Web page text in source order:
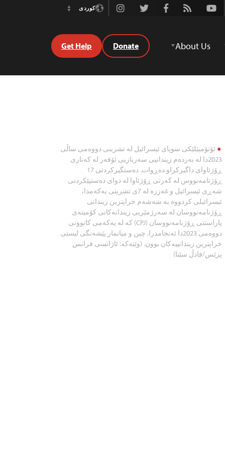
Youtube
Rss
Facebook
Twitter
Instagramکوردی
Switch
About Us
Donate
Get Help
ئۆتۆمبێلێکی سوپای ئیسرائیل لە تشرینی دووەمی ساڵی
2023دا لە بەردەم زیندانیی سەربازیی ئۆفەر لە کەناری
ڕۆژئاوای داگیرکراو دەڕوات. دەستگیرکردنی 17
ڕۆژنامەنووس لە کەرتی ڕۆژئاوا لە دوای دەستپێکردنی
شەڕی ئیسرائیل و غەززە لە 7ی تشرینی یەکەمدا،
ئیسرائیلی کردووە بە شەشەم خراپترین زیندانی
ڕۆژنامەنووسان لە سەرژمێریی زیندانەکانی کۆمیتەی
پاراستنی ڕۆژنامەنووسان (CPJ) کە لە یەکەمی کانوونی
دووەمی 2023دا ئەنجامدرا. چین و میانمار پێشەنگی لیستی
خراپترین زیندانییەکان بوون. (وێنەکە: ئاژانسی فرانس
پرێس/فادڵ سێنا)